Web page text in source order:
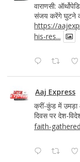
वाराणसी:
संजय करेंगे घुटने
https://
his-res...
Aaj Express
क्रीं-कुंड में उमड़ा
दिवस पर देश-
faith-